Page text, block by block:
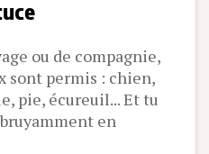
ou de compagnie,
sont permis : chien,
pie, écureuil... Et tu
en